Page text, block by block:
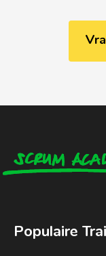
Populaire